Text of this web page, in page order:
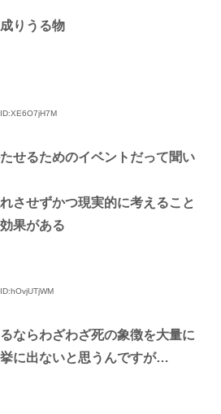
りうる物
ID:XE6O7jH7M
せるためのイベントだって聞い
させずかつ現実的に考えること
果がある
ID:hOvjUTjWM
ならわざわざ死の象徴を大量に
に出ないと思うんですが…